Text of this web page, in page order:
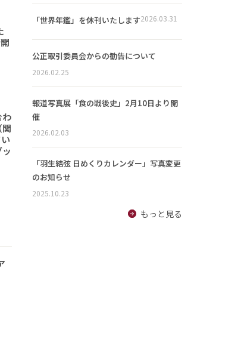
わ
「世界年鑑」を休刊いたします2026.03.31
公正取引委員会からの勧告について
2026.02.25
報道写真展「食の戦後史」2月10日より開
催
2026.02.03
「羽生結弦 日めくりカレンダー」写真変更
のお知らせ
2025.10.23
もっと見る